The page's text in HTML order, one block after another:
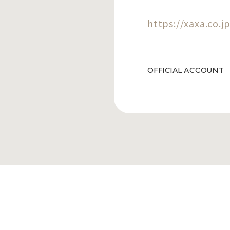
https://
OFFICIAL ACCOUNT